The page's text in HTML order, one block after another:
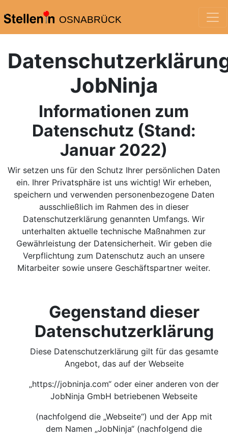
OSNABRÜCK
JobNinja
Informationen zum
Datenschutz (Stand:
Januar 2022)
Wir setzen uns für den Schutz Ihrer persönlichen Daten
ein. Ihrer Privatsphäre ist uns wichtig! Wir erheben,
speichern und verwenden personenbezogene Daten
ausschließlich im Rahmen des in dieser
Datenschutzerklärung genannten Umfangs. Wir
unterhalten aktuelle technische Maßnahmen zur
Gewährleistung der Datensicherheit. Wir geben die
Verpflichtung zum Datenschutz auch an unsere
Mitarbeiter sowie unsere Geschäftspartner weiter.
Gegenstand dieser
Datenschutzerklärung
Diese Datenschutzerklärung gilt für das gesamte
Angebot, das auf der Webseite
„https://jobninja.com“ oder einer anderen von der
JobNinja GmbH betriebenen Webseite
(nachfolgend die „Webseite“) und der App mit
dem Namen „JobNinja“ (nachfolgend die